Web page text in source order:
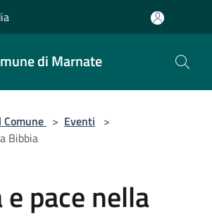
di Marnate
> Eventi >
Bibbia
e pace nella